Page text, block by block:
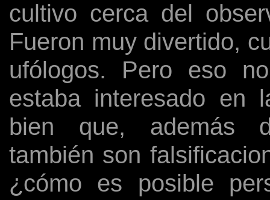
cultivo cerca del
Fueron muy divertido,
ufólogos. Pero eso
estaba interesado en
bien que, además
también son
¿cómo es posible